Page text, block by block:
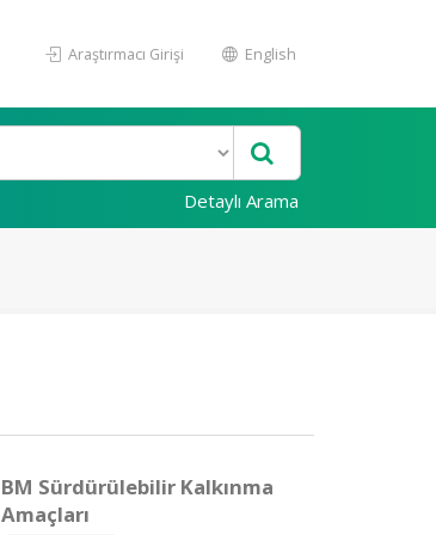
Araştırmacı Girişi English
Detaylı Arama
BM Sürdürülebilir Kalkınma
Amaçları